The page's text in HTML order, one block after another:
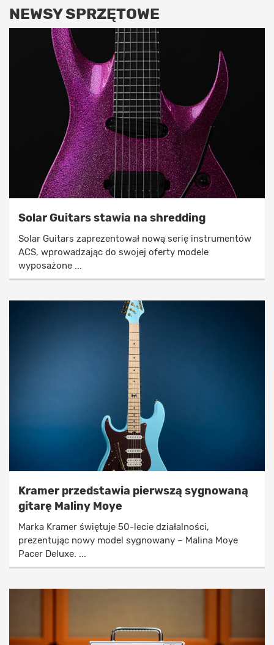
NEWSY SPRZĘTOWE
Solar Guitars stawia na shredding
Solar Guitars zaprezentował nową serię instrumentów
ACS, wprowadzając do swojej oferty modele
wyposażone ...
Kramer przedstawia pierwszą sygnowaną
gitarę Maliny Moye
Marka Kramer świętuje 50-lecie działalności,
prezentując nowy model sygnowany – Malina Moye
Pacer Deluxe. ...